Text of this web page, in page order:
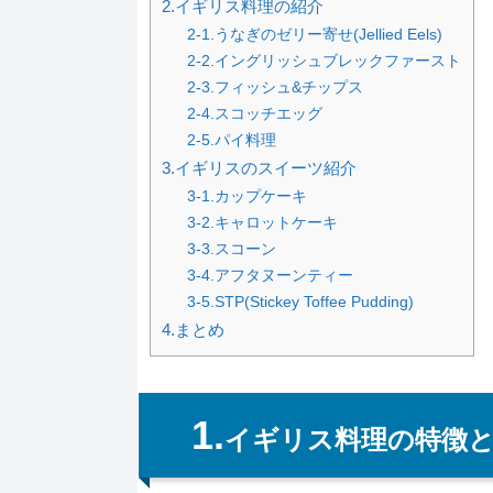
2.イギリス料理の紹介
2-1.うなぎのゼリー寄せ(Jellied Eels)
2-2.イングリッシュブレックファースト
2-3.フィッシュ&チップス
2-4.スコッチエッグ
2-5.パイ料理
3.イギリスのスイーツ紹介
3-1.カップケーキ
3-2.キャロットケーキ
3-3.スコーン
3-4.アフタヌーンティー
3-5.STP(Stickey Toffee Pudding)
4.まとめ
1.イギリス料理の特徴